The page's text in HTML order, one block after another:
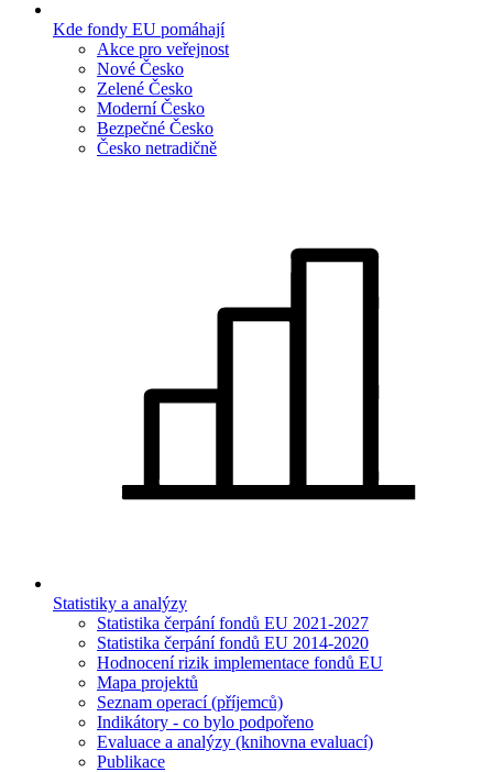
Kde fondy EU pomáhají
Akce pro veřejnost
Nové Česko
Zelené Česko
Moderní Česko
Bezpečné Česko
Česko netradičně
Statistiky a analýzy
Statistika čerpání fondů EU 2021-2027
Statistika čerpání fondů EU 2014-2020
Hodnocení rizik implementace fondů EU
Mapa projektů
Seznam operací (příjemců)
Indikátory - co bylo podpořeno
Evaluace a analýzy (knihovna evaluací)
Publikace